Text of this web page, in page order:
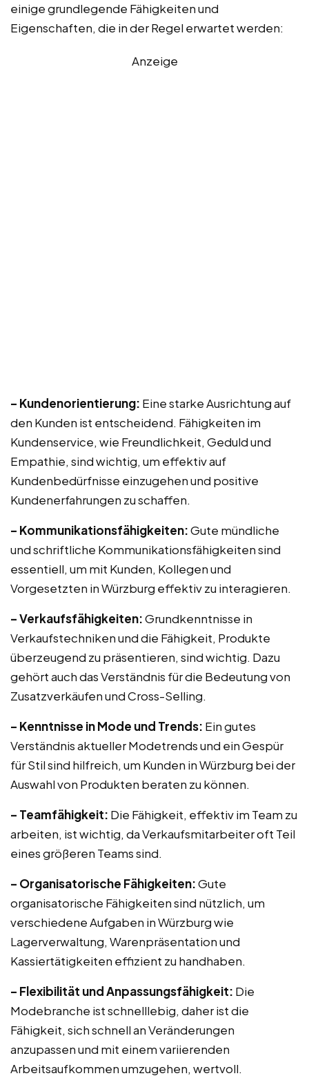
einige grundlegende Fähigkeiten und
Eigenschaften, die in der Regel erwartet werden:
Anzeige
– Kundenorientierung: Eine starke Ausrichtung auf
den Kunden ist entscheidend. Fähigkeiten im
Kundenservice, wie Freundlichkeit, Geduld und
Empathie, sind wichtig, um effektiv auf
Kundenbedürfnisse einzugehen und positive
Kundenerfahrungen zu schaffen.
– Kommunikationsfähigkeiten:Gute mündliche
und schriftliche Kommunikationsfähigkeiten sind
essentiell, um mit Kunden, Kollegen und
Vorgesetzten in Würzburg effektiv zu interagieren.
– Verkaufsfähigkeiten:Grundkenntnisse in
Verkaufstechniken und die Fähigkeit, Produkte
überzeugend zu präsentieren, sind wichtig. Dazu
gehört auch das Verständnis für die Bedeutung von
Zusatzverkäufen und Cross-Selling.
– Kenntnisse in Mode und Trends: Ein gutes
Verständnis aktueller Modetrends und ein Gespür
für Stil sind hilfreich, um Kunden in Würzburg bei der
Auswahl von Produkten beraten zu können.
– Teamfähigkeit: Die Fähigkeit, effektiv im Team zu
arbeiten, ist wichtig, da Verkaufsmitarbeiter oft Teil
eines größeren Teams sind.
– Organisatorische Fähigkeiten:Gute
organisatorische Fähigkeiten sind nützlich, um
verschiedene Aufgaben in Würzburg wie
Lagerverwaltung, Warenpräsentation und
Kassiertätigkeiten effizient zu handhaben.
– Flexibilität und Anpassungsfähigkeit: Die
Modebranche ist schnelllebig, daher ist die
Fähigkeit, sich schnell an Veränderungen
anzupassen und mit einem variierenden
Arbeitsaufkommen umzugehen, wertvoll.